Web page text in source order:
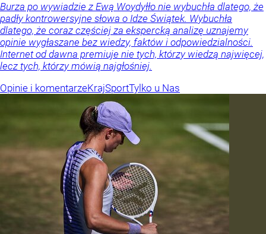
Burza po wywiadzie z Ewą Woydyłło nie wybuchła dlatego, że
padły kontrowersyjne słowa o Idze Świątek. Wybuchła
dlatego, że coraz częściej za ekspercką analizę uznajemy
opinie wygłaszane bez wiedzy, faktów i odpowiedzialności.
Internet od dawna premiuje nie tych, którzy wiedzą najwięcej,
lecz tych, którzy mówią najgłośniej.
Opinie i komentarzeKrajSportTylko u Nas